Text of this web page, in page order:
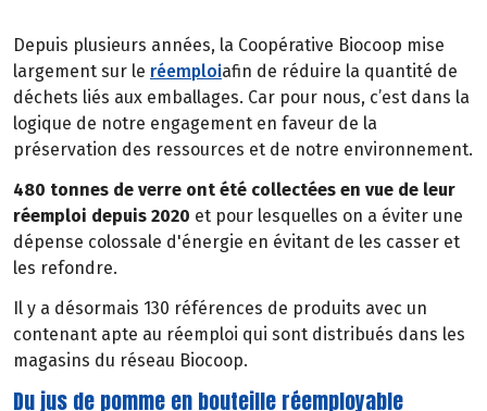
Depuis plusieurs années, la Coopérative Biocoop mise
largement sur le réemploiafin de réduire la quantité de
déchets liés aux emballages. Car pour nous, c’est dans la
logique de notre engagement en faveur de la
préservation des ressources et de notre environnement.
480 tonnes de verre ont été collectées en vue de leur
réemploi depuis 2020 et pour lesquelles on a éviter une
dépense colossale d'énergie en évitant de les casser et
les refondre.
Il y a désormais 130 références de produits avec un
contenant apte au réemploi qui sont distribués dans les
magasins du réseau Biocoop.
Du jus de pomme en bouteille réemployable